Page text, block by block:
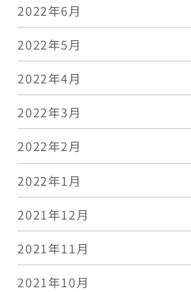
2022年6月
2022年5月
2022年4月
2022年3月
2022年2月
2022年1月
2021年12月
2021年11月
2021年10月